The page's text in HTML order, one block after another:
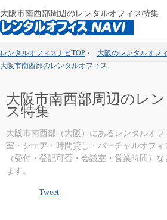
大阪市南西部周辺のレンタルオフィス特集
レンタルオフィスナビTOP › 大阪のレンタルオフ
大阪市南西部のレンタルオフィス
大阪市南西部周辺のレ
ス特集
大阪市南西部（大阪）にあるレンタルオフ
室・シェア・時間貸し・バーチャルオフィ
（受付・登記可否・会議室・営業時間）
ます。
Tweet